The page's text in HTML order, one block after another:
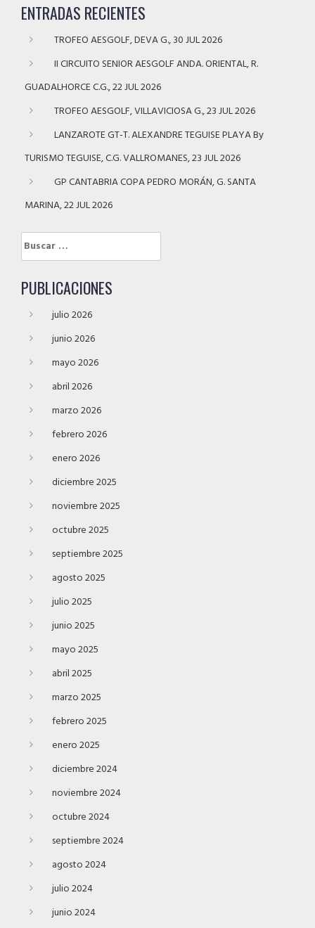
ENTRADAS RECIENTES
TROFEO AESGOLF, DEVA G., 30 JUL 2026
II CIRCUITO SENIOR AESGOLF ANDA. ORIENTAL, R.
GUADALHORCE C.G., 22 JUL 2026
TROFEO AESGOLF, VILLAVICIOSA G., 23 JUL 2026
LANZAROTE GT-T. ALEXANDRE TEGUISE PLAYA By
TURISMO TEGUISE, C.G. VALLROMANES, 23 JUL 2026
GP CANTABRIA COPA PEDRO MORÁN, G. SANTA
MARINA, 22 JUL 2026
Buscar:
PUBLICACIONES
julio 2026
junio 2026
mayo 2026
abril 2026
marzo 2026
febrero 2026
enero 2026
diciembre 2025
noviembre 2025
octubre 2025
septiembre 2025
agosto 2025
julio 2025
junio 2025
mayo 2025
abril 2025
marzo 2025
febrero 2025
enero 2025
diciembre 2024
noviembre 2024
octubre 2024
septiembre 2024
agosto 2024
julio 2024
junio 2024